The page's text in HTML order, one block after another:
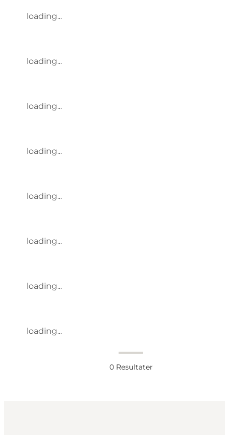
loading...
loading...
loading...
loading...
loading...
loading...
loading...
loading...
0 Resultater